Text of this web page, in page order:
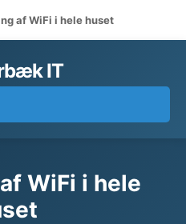
af WiFi i hele huset
IT
WiFi i hele